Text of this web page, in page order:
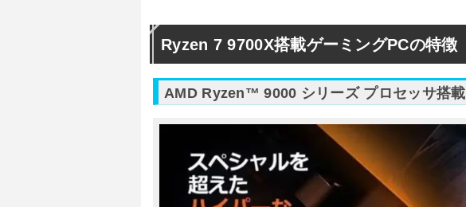
Ryzen 7 9700X搭載ゲーミングPCの特徴
AMD Ryzen™ 9000 シリーズ プロセッサ搭載